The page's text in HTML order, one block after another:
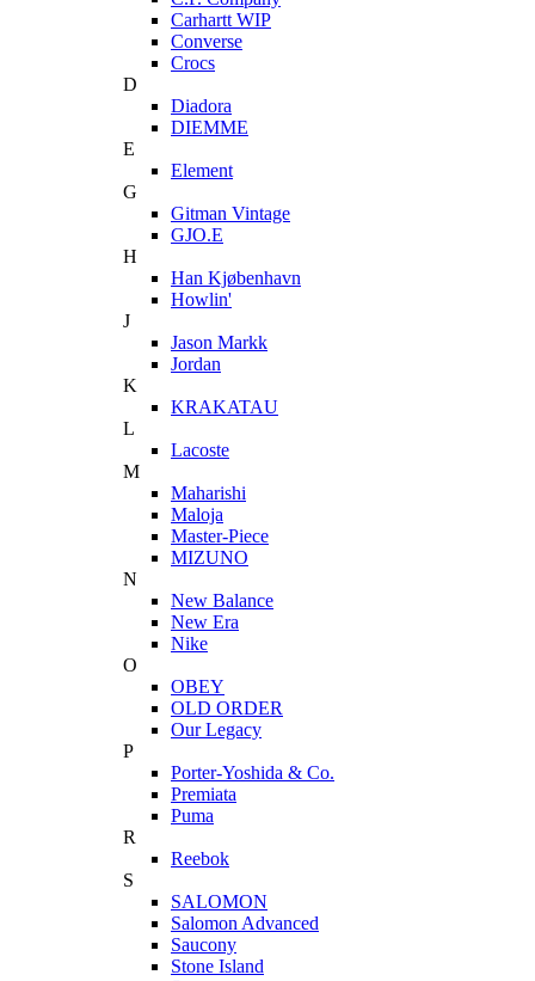
Carhartt WIP
Converse
Crocs
D
Diadora
DIEMME
E
Element
G
Gitman Vintage
GJO.E
H
Han Kjøbenhavn
Howlin'
J
Jason Markk
Jordan
K
KRAKATAU
L
Lacoste
M
Maharishi
Maloja
Master-Piece
MIZUNO
N
New Balance
New Era
Nike
O
OBEY
OLD ORDER
Our Legacy
P
Porter-Yoshida & Co.
Premiata
Puma
R
Reebok
S
SALOMON
Salomon Advanced
Saucony
Stone Island